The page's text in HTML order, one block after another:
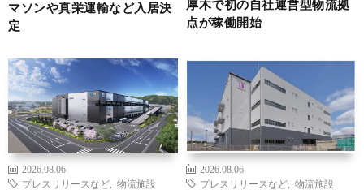
マソンや真栄運輸など入居決
定
厚木で初の自社運営型物流拠
点が稼働開始
2026.08.06
プレスリリースなど
物流施設
2026.08.06
プレスリリースなど
物流施設